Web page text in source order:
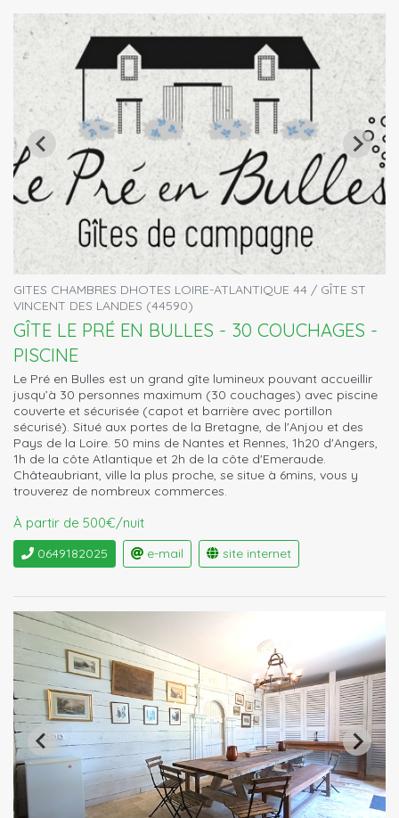
GITES CHAMBRES DHOTES LOIRE-ATLANTIQUE 44 / GÎTE ST
VINCENT DES LANDES (44590)
GÎTE LE PRÉ EN BULLES - 30 COUCHAGES -
PISCINE
Le Pré en Bulles est un grand gîte lumineux pouvant accueillir
jusqu’à 30 personnes maximum (30 couchages) avec piscine
couverte et sécurisée (capot et barrière avec portillon
sécurisé). Situé aux portes de la Bretagne, de l'Anjou et des
Pays de la Loire. 50 mins de Nantes et Rennes, 1h20 d'Angers,
1h de la côte Atlantique et 2h de la côte d'Emeraude.
Châteaubriant, ville la plus proche, se situe à 6mins, vous y
trouverez de nombreux commerces.
À partir de 500€/nuit
0649182025 e-mail site internet